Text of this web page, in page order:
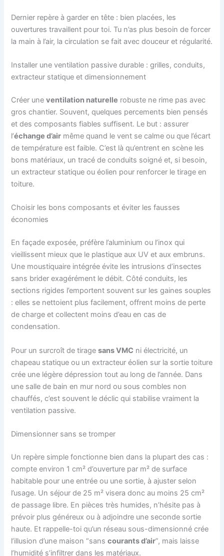
Dernier repère à garder en tête : bien placées, les
ouvertures travaillent pour toi. Tu n’as plus besoin de forcer
la main à l’air, la circulation se fait avec douceur et régularité.
Installer une ventilation passive durable : grilles, conduits,
extracteur statique et dimensionnement
Créer uneventilation naturelle robuste ne rime pas avec
gros chantier. Souvent, quelques percements bien pensés
et des composants fiables suffisent. Le but : assurer
l’échange d’air même quand le vent se calme ou que l’écart
de température est faible. C’est là qu’entrent en scène les
bons matériaux, un tracé de conduits soigné et, si besoin,
un extracteur statique ou éolien pour renforcer le tirage en
toiture.
Choisir les bons composants et éviter les fausses
économies
En façade exposée, préfère l’aluminium ou l’inox qui
vieillissent mieux que le plastique aux UV et aux embruns.
Une moustiquaire intégrée évite les intrusions d’insectes
sans brider exagérément le débit. Côté conduits, les
sections rigides l’emportent souvent sur les gaines souples
: elles se nettoient plus facilement, offrent moins de perte
de charge et collectent moins d’eau en cas de
condensation.
Pour un surcroît de tiragesans VMC ni électricité, un
chapeau statique ou un extracteur éolien sur la sortie toiture
crée une légère dépression tout au long de l’année. Dans
une salle de bain en mur nord ou sous combles non
chauffés, c’est souvent le déclic qui stabilise vraiment la
ventilation passive.
Dimensionner sans se tromper
Un repère simple fonctionne bien dans la plupart des cas :
compte environ 1 cm² d’ouverture par m² de surface
habitable pour une entrée ou une sortie, à ajuster selon
l’usage. Un séjour de 25 m² visera donc au moins 25 cm²
de passage libre. En pièces très humides, n’hésite pas à
prévoir plus généreux ou à adjoindre une seconde sortie
haute. Et rappelle-toi qu’un réseau sous-dimensionné crée
l’illusion d’une maison “sanscourants d’air”, mais laisse
l’humidité s’infiltrer dans les matériaux.